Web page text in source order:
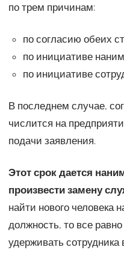
по трем причинам:
по согласию обеих
по инициативе
по инициативе
В последнем случае,
числится на
подачи заявления.
Этот срок дается
произвести замену
найти нового человека
должность, то все
удерживать сотрудника